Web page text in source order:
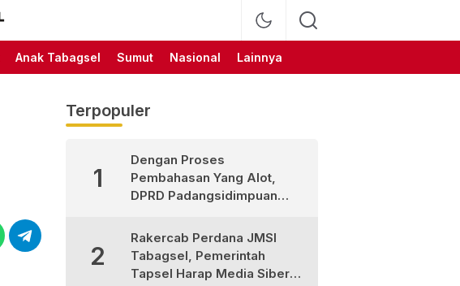
Anak Tabagsel Sumut Nasional Lainnya
Terpopuler
1
Dengan Proses
Pembahasan Yang Alot,
DPRD Padangsidimpuan
Pertanggungjawaban APBD
2025
2
Rakercab Perdana JMSI
Tabagsel, Pemerintah
Tapsel Harap Media Siber